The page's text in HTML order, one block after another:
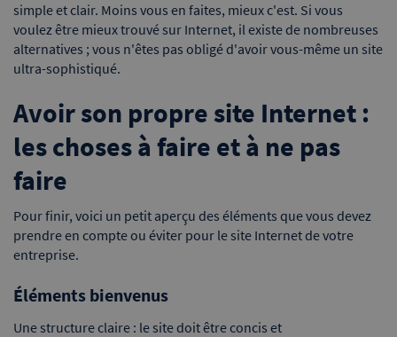
simple et clair. Moins vous en faites, mieux c'est. Si vous
voulez être mieux trouvé sur Internet, il existe de nombreuses
alternatives ; vous n'êtes pas obligé d'avoir vous-même un site
ultra-sophistiqué.
Avoir son propre site Internet :
les choses à faire et à ne pas
faire
Pour finir, voici un petit aperçu des éléments que vous devez
prendre en compte ou éviter pour le site Internet de votre
entreprise.
Éléments bienvenus
Une structure claire : le site doit être concis et